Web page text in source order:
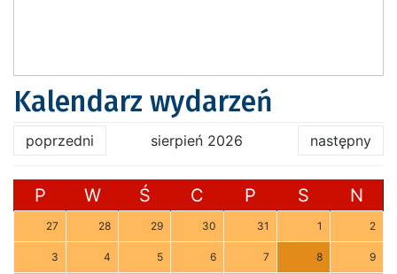
Kalendarz wydarzeń
poprzedni sierpień 2026 następny
P W Ś C P S N
27 28 29 30 31 1 2
3 4 5 6 7 8 9